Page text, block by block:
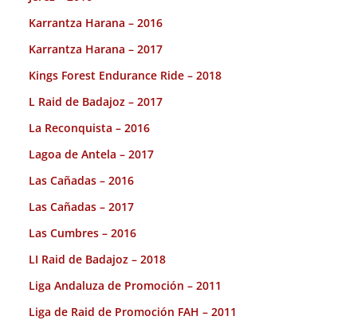
Karrantza Harana – 2016
Karrantza Harana – 2017
Kings Forest Endurance Ride – 2018
L Raid de Badajoz – 2017
La Reconquista – 2016
Lagoa de Antela – 2017
Las Cañadas – 2016
Las Cañadas – 2017
Las Cumbres – 2016
LI Raid de Badajoz – 2018
Liga Andaluza de Promoción – 2011
Liga de Raid de Promoción FAH – 2011